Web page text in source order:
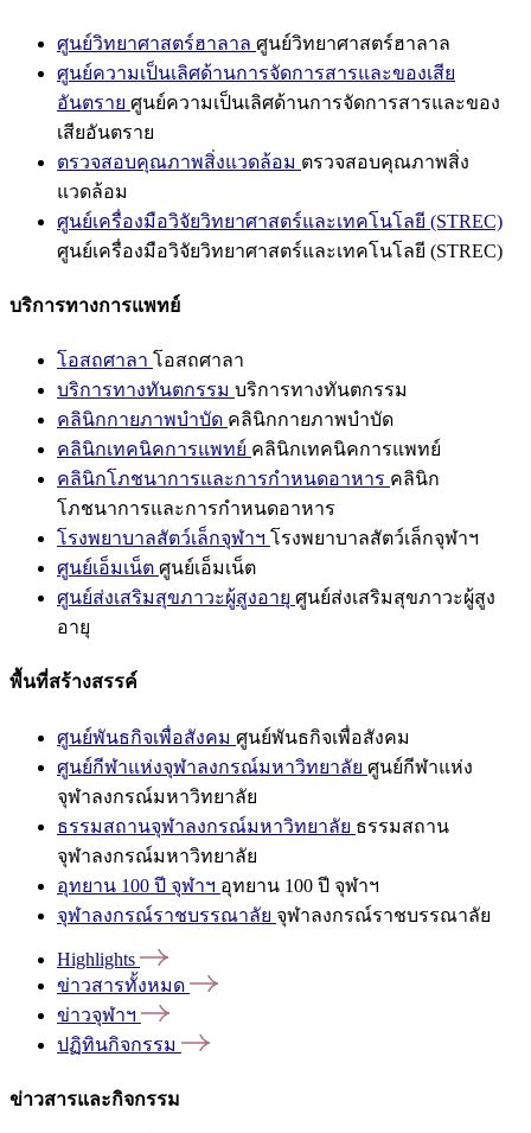
ศูนย์วิทยาศาสตร์ฮาลาล ศูนย์วิทยาศาสตร์ฮาลาล
ศูนย์ความเป็นเลิศด้านการจัดการสารและของเสีย
อันตราย ศูนย์ความเป็นเลิศด้านการจัดการสารและของ
เสียอันตราย
ตรวจสอบคุณภาพสิ่งแวดล้อม ตรวจสอบคุณภาพสิ่ง
แวดล้อม
ศูนย์เครื่องมือวิจัยวิทยาศาสตร์และเทคโนโลยี (STREC)
ศูนย์เครื่องมือวิจัยวิทยาศาสตร์และเทคโนโลยี (STREC)
บริการทางการแพทย์
โอสถศาลา โอสถศาลา
บริการทางทันตกรรม บริการทางทันตกรรม
คลินิกกายภาพบำบัด คลินิกกายภาพบำบัด
คลินิกเทคนิคการแพทย์ คลินิกเทคนิคการแพทย์
คลินิกโภชนาการและการกำหนดอาหาร คลินิก
โภชนาการและการกำหนดอาหาร
โรงพยาบาลสัตว์เล็กจุฬาฯ โรงพยาบาลสัตว์เล็กจุฬาฯ
ศูนย์เอ็มเน็ต ศูนย์เอ็มเน็ต
ศูนย์ส่งเสริมสุขภาวะผู้สูงอายุ ศูนย์ส่งเสริมสุขภาวะผู้สูง
อายุ
พื้นที่สร้างสรรค์
ศูนย์พันธกิจเพื่อสังคม ศูนย์พันธกิจเพื่อสังคม
ศูนย์กีฬาแห่งจุฬาลงกรณ์มหาวิทยาลัย ศูนย์กีฬาแห่ง
จุฬาลงกรณ์มหาวิทยาลัย
ธรรมสถานจุฬาลงกรณ์มหาวิทยาลัย ธรรมสถาน
จุฬาลงกรณ์มหาวิทยาลัย
อุทยาน 100 ปี จุฬาฯ อุทยาน 100 ปี จุฬาฯ
จุฬาลงกรณ์ราชบรรณาลัย จุฬาลงกรณ์ราชบรรณาลัย
Highlights
ข่าวสารทั้งหมด
ข่าวจุฬาฯ
ปฏิทินกิจกรรม
ข่าวสารและกิจกรรม